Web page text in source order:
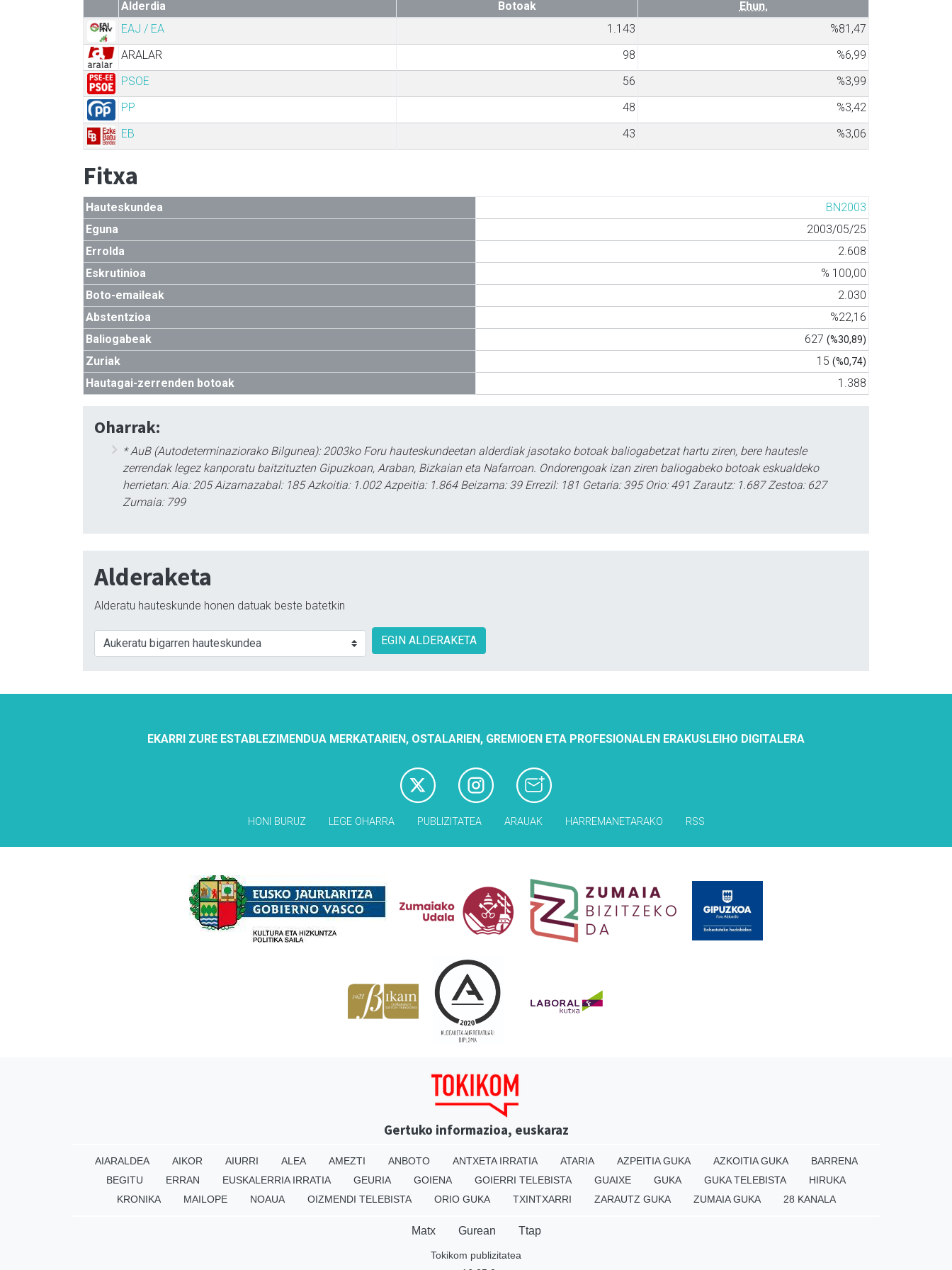
Alderdia Botoak
Ehun.
EAJ / EA
1.143
%81,47
ARALAR
98
%6,99
PSOE
56
%3,99
PP
48
%3,42
EB
43 %3,06
Fitxa
Hauteskundea
BN2003
Eguna
2003/05/25
Errolda
2.608
Eskrutinioa
% 100,00
Boto-emaileak
2.030
Abstentzioa
%22,16
Baliogabeak
627 (%30,89)
Zuriak 15 (%0,74)
Hautagai-zerrenden botoak 1.388
Oharrak:
* AuB (Autodeterminaziorako Bilgunea): 2003ko Foru hauteskundeetan alderdiak jasotako botoak baliogabetzat hartu ziren, bere hautesle
zerrendak legez kanporatu baitzituzten Gipuzkoan, Araban, Bizkaian eta Nafarroan. Ondorengoak izan ziren baliogabeko botoak eskualdeko
herrietan: Aia: 205 Aizarnazabal: 185 Azkoitia: 1.002 Azpeitia: 1.864 Beizama: 39 Errezil: 181 Getaria: 395 Orio: 491 Zarautz: 1.687 Zestoa: 627
Zumaia: 799
Alderaketa
Alderatu hauteskunde honen datuak beste batetkin
EGIN ALDERAKETA
EKARRI ZURE ESTABLEZIMENDUA MERKATARIEN, OSTALARIEN, GREMIOEN ETA PROFESIONALEN ERAKUSLEIHO DIGITALERA
HONI BURUZ LEGE OHARRA PUBLIZITATEA ARAUAK HARREMANETARAKO RSS
Gertuko informazioa, euskaraz
AIARALDEA AIKOR AIURRI ALEA AMEZTI ANBOTO ANTXETA IRRATIA ATARIA AZPEITIA GUKA AZKOITIA GUKA
BARRENA
BEGITU
ERRAN EUSKALERRIA IRRATIA GEURIA GOIENA GOIERRI TELEBISTA GUAIXE GUKA GUKA TELEBISTA
HIRUKA
KRONIKA
MAILOPE NOAUA OIZMENDI TELEBISTA ORIO GUKA TXINTXARRI ZARAUTZ GUKA ZUMAIA GUKA 28 KANALA
Matx Gurean Ttap
Tokikom publizitatea